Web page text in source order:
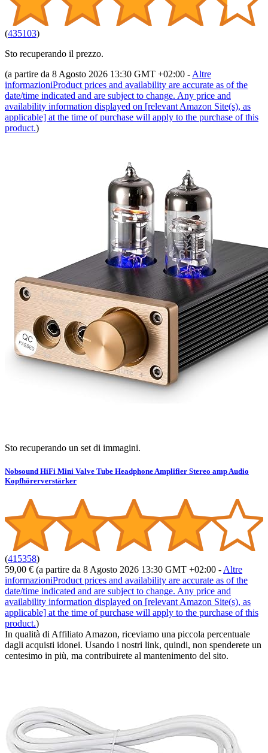
(435103)
Sto recuperando il prezzo.
(a partire da 8 Agosto 2026 13:30 GMT +02:00 - Altre
informazioniProduct prices and availability are accurate as of the
date/time indicated and are subject to change. Any price and
availability information displayed on [relevant Amazon Site(s), as
applicable] at the time of purchase will apply to the purchase of this
product.)
Sto recuperando un set di immagini.
Nobsound HiFi Mini Valve Tube Headphone Amplifier Stereo amp Audio
Kopfhörerverstärker
(415358)
59,00 € (a partire da 8 Agosto 2026 13:30 GMT +02:00 - Altre
informazioniProduct prices and availability are accurate as of the
date/time indicated and are subject to change. Any price and
availability information displayed on [relevant Amazon Site(s), as
applicable] at the time of purchase will apply to the purchase of this
product.)
In qualità di Affiliato Amazon, riceviamo una piccola percentuale
dagli acquisti idonei. Usando i nostri link, quindi, non spenderete un
centesimo in più, ma contribuirete al mantenimento del sito.